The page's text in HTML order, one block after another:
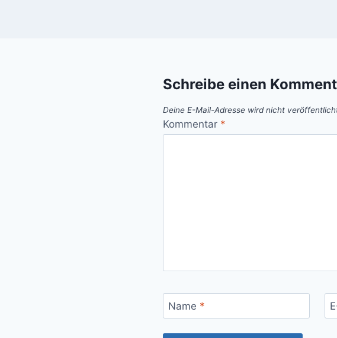
Schreibe einen
Deine E-Mail-Adresse wird nicht
Kommentar *
Name *